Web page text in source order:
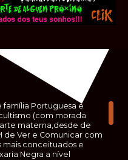
família Portuguesa e
(com morada
materna,desde de
de Ver e Comunicar com
mais conceituados e
Negra a nível